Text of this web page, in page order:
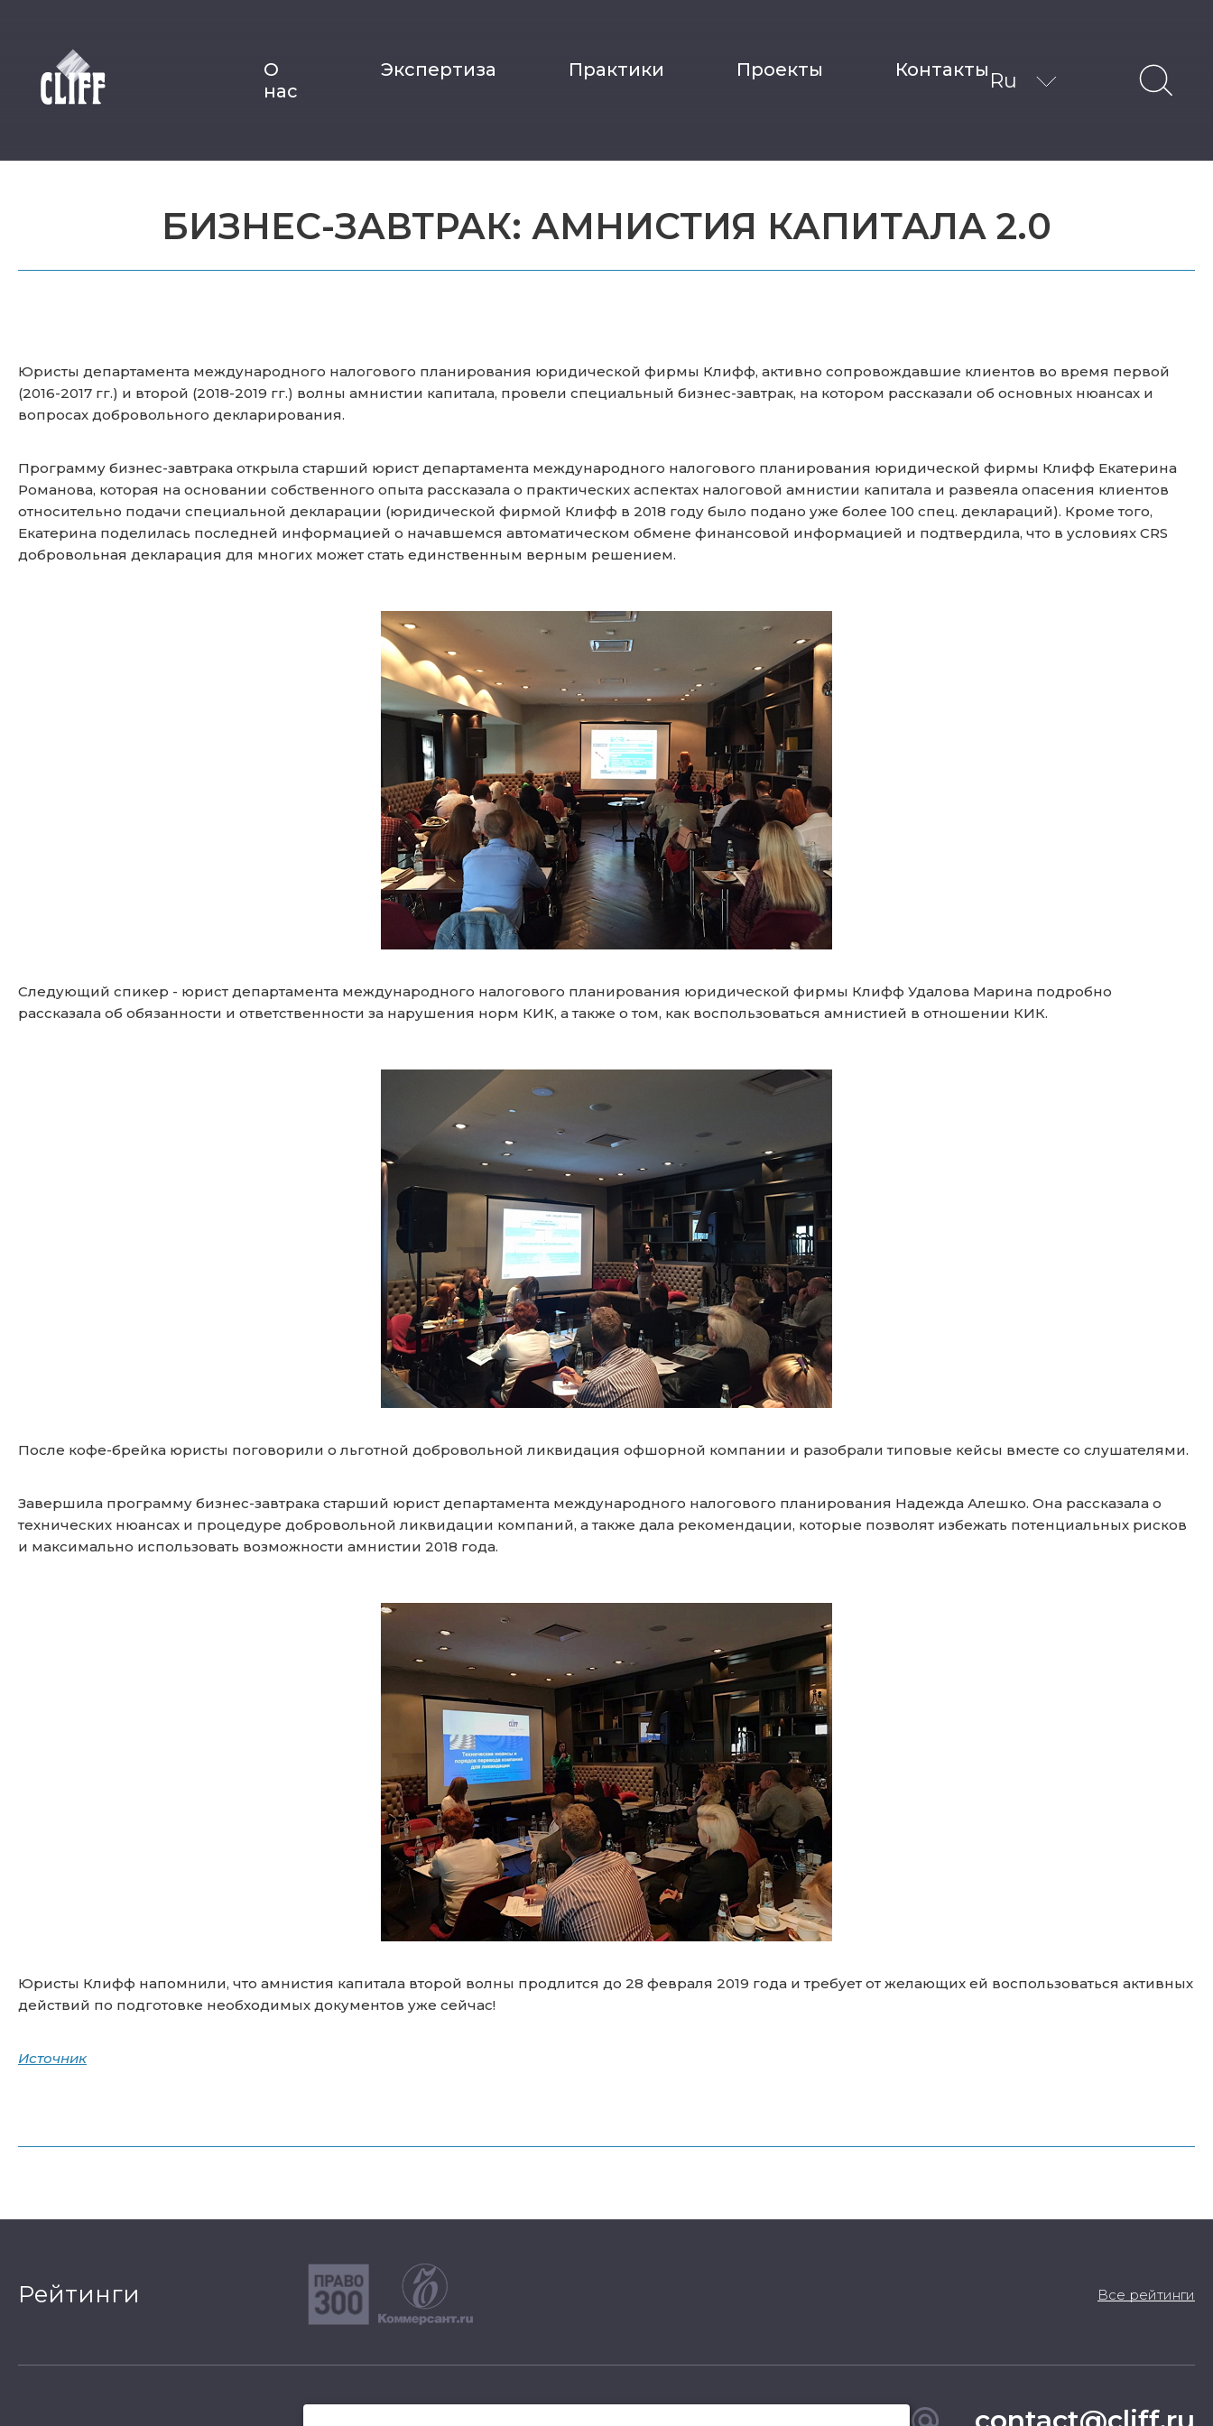
О
нас
Экспертиза Практики Проекты Контакты Ru
БИЗНЕС-ЗАВТРАК: АМНИСТИЯ КАПИТАЛА 2.0
Юристы департамента международного налогового планирования юридической фирмы Клифф, активно сопровождавшие клиентов во время первой
(2016-2017 гг.) и второй (2018-2019 гг.) волны амнистии капитала, провели специальный бизнес-завтрак, на котором рассказали об основных нюансах и
вопросах добровольного декларирования.
Программу бизнес-завтрака открыла старший юрист департамента международного налогового планирования юридической фирмы Клифф Екатерина
Романова, которая на основании собственного опыта рассказала о практических аспектах налоговой амнистии капитала и развеяла опасения клиентов
относительно подачи специальной декларации (юридической фирмой Клифф в 2018 году было подано уже более 100 спец. деклараций). Кроме того,
Екатерина поделилась последней информацией о начавшемся автоматическом обмене финансовой информацией и подтвердила, что в условиях CRS
добровольная декларация для многих может стать единственным верным решением.
Следующий спикер - юрист департамента международного налогового планирования юридической фирмы Клифф Удалова Марина подробно
рассказала об обязанности и ответственности за нарушения норм КИК, а также о том, как воспользоваться амнистией в отношении КИК.
После кофе-брейка юристы поговорили о льготной добровольной ликвидация офшорной компании и разобрали типовые кейсы вместе со слушателями.
Завершила программу бизнес-завтрака старший юрист департамента международного налогового планирования Надежда Алешко. Она рассказала о
технических нюансах и процедуре добровольной ликвидации компаний, а также дала рекомендации, которые позволят избежать потенциальных рисков
и максимально использовать возможности амнистии 2018 года.
Юристы Клифф напомнили, что амнистия капитала второй волны продлится до 28 февраля 2019 года и требует от желающих ей воспользоваться активных
действий по подготовке необходимых документов уже сейчас!
Источник
Рейтинги Все рейтинги